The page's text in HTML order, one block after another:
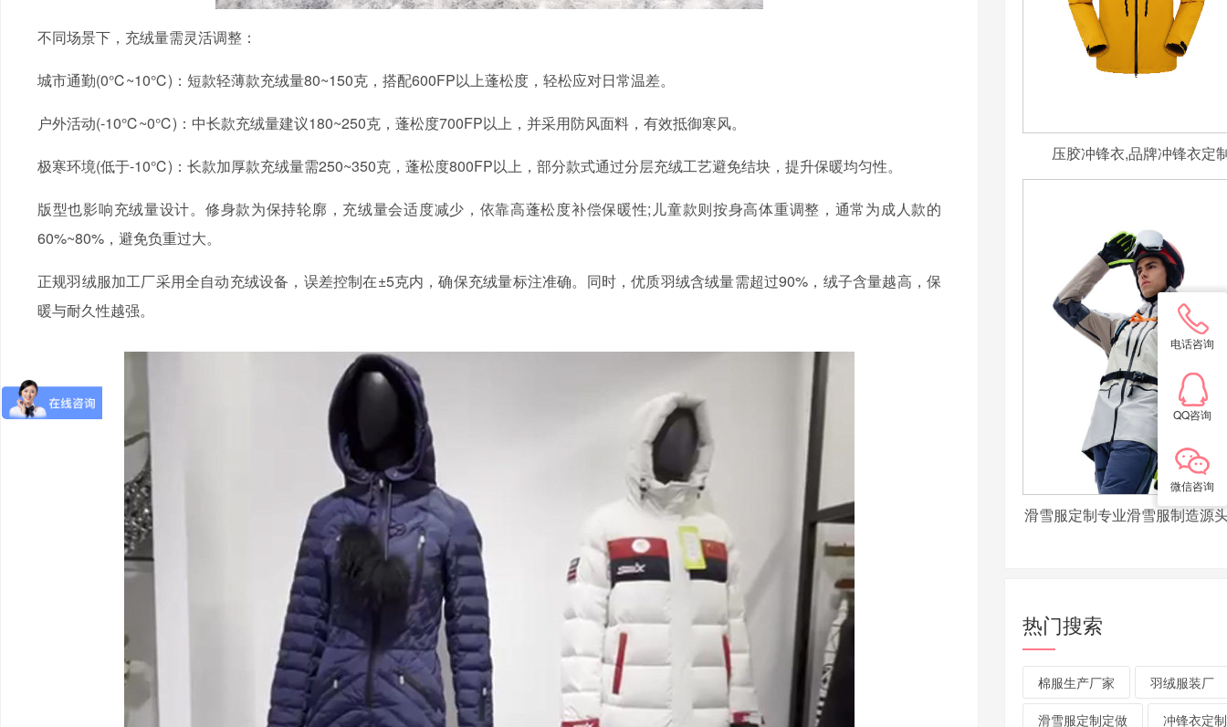
不同场景下，充绒量需灵活调整：
城市通勤(0℃~10℃)：短款轻薄款充绒量80~150克，搭配600FP以上蓬松度，轻松应对日常温差。
户外活动(-10℃~0℃)：中长款充绒量建议180~250克，蓬松度700FP以上，并采用防风面料，有效抵御寒风。
极寒环境(低于-10℃)：长款加厚款充绒量需250~350克，蓬松度800FP以上，部分款式通过分层充绒工艺避免结块，提升保暖均匀性。
版型也影响充绒量设计。修身款为保持轮廓，充绒量会适度减少，依靠高蓬松度补偿保暖性;儿童款则按身高体重调整，通常为成人款的
60%~80%，避免负重过大。
正规羽绒服加工厂采用全自动充绒设备，误差控制在±5克内，确保充绒量标注准确。同时，优质羽绒含绒量需超过90%，绒子含量越高，保
暖与耐久性越强。
压胶冲锋衣,品牌冲锋衣定
滑雪服定制专业滑雪服制造源
热门搜索
棉服生产厂家 羽绒服装厂
滑雪服定制定做 冲锋衣定制
电话咨询
QQ咨询
微信咨询